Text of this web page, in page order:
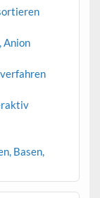
Anion
Basen,